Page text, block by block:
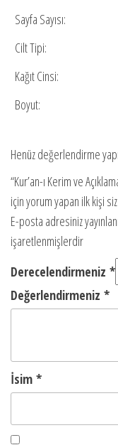
Sayfa Sayısı:
Cilt Tipi:
Kağıt Cinsi:
Boyut:
Henüz değerlendirme
“Kur’an-ı Kerim ve
için yorum yapan ilk kişi
E-posta adresiniz
işaretlenmişlerdir
Derecelendirmeniz *
Değerlendirmeniz *
İsim *